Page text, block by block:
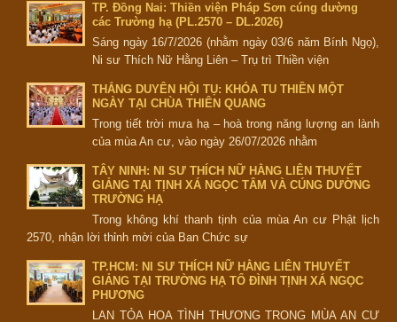
TP. Đồng Nai: Thiền viện Pháp Sơn cúng dường
các Trường hạ (PL.2570 – DL.2026)
Sáng ngày 16/7/2026 (nhằm ngày 03/6 năm Bính Ngọ),
Ni sư Thích Nữ Hằng Liên – Trụ trì Thiền viện
THẮNG DUYÊN HỘI TỤ: KHÓA TU THIỀN MỘT
NGÀY TẠI CHÙA THIÊN QUANG
Trong tiết trời mưa hạ – hoà trong năng lượng an lành
của mùa An cư, vào ngày 26/07/2026 nhằm
TÂY NINH: NI SƯ THÍCH NỮ HẰNG LIÊN THUYẾT
GIẢNG TẠI TỊNH XÁ NGỌC TÂM VÀ CÚNG DƯỜNG
TRƯỜNG HẠ
Trong không khí thanh tịnh của mùa An cư Phật lịch
2570, nhận lời thỉnh mời của Ban Chức sự
TP.HCM: NI SƯ THÍCH NỮ HẰNG LIÊN THUYẾT
GIẢNG TẠI TRƯỜNG HẠ TỔ ĐÌNH TỊNH XÁ NGỌC
PHƯƠNG
LAN TỎA HOA TÌNH THƯƠNG TRONG MÙA AN CƯ